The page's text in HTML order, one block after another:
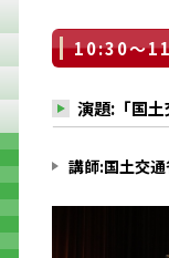
10:30～
演題:「国土
講師:国土交